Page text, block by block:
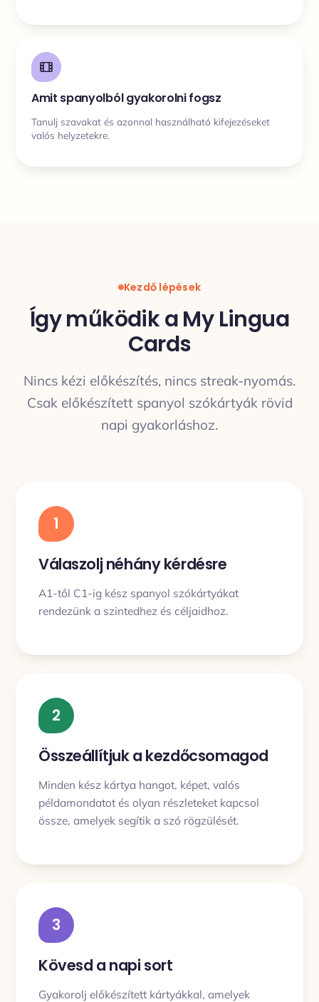
Amit spanyolból gyakorolni fogsz
Tanulj szavakat és azonnal használható kifejezéseket
valós helyzetekre.
Kezdő lépések
Így működik a My Lingua
Cards
Nincs kézi előkészítés, nincs streak-nyomás.
Csak előkészített spanyol szókártyák rövid
napi gyakorláshoz.
1
Válaszolj néhány kérdésre
A1-től C1-ig kész spanyol szókártyákat
rendezünk a szintedhez és céljaidhoz.
2
Összeállítjuk a kezdőcsomagod
Minden kész kártya hangot, képet, valós
példamondatot és olyan részleteket kapcsol
össze, amelyek segítik a szó rögzülését.
3
Kövesd a napi sort
Gyakorolj előkészített kártyákkal, amelyek